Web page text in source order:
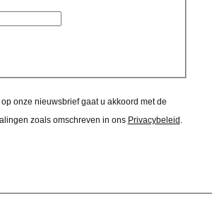
onze nieuwsbrief gaat u akkoord met de
zoals omschreven in ons Privacybeleid